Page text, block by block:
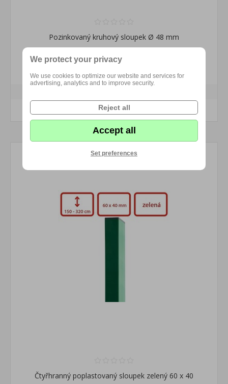
Pozinkovaný kruhový sloupek Ø 48 mm
KOUPIT
Čtyřhranný poplastovaný sloupek zelený 60 x 40
We protect your privacy
We use cookies to optimize our website and services for
advertising, analytics and to improve security.
Reject all
Accept all
Set preferences